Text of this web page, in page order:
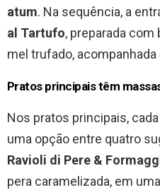
atum. Na sequência, a
al Tartufo, preparada
mel trufado,
Pratos principais têm
Nos pratos principais,
uma opção entre quatro
Ravioli di Pere &
pera caramelizada, em